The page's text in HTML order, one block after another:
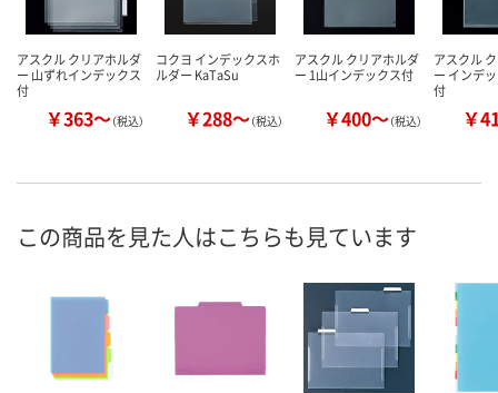
アスクル クリアホルダ
ー 山ずれインデックス
付
￥363～（税込）
コクヨ インデックスホ
ルダー KaTaSu
￥288～（税込）
アスクル クリアホルダ
ー 1山インデックス付
￥400～（税込）
アスクル
ー インデ
付
￥
この商品を見た人はこちらも見ています